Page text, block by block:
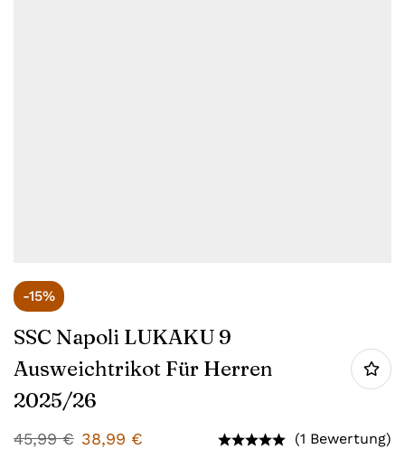
-15%
SSC Napoli LUKAKU 9
Ausweichtrikot Für Herren
2025/26
45,99€ 38,99 € (1 Bewertung)